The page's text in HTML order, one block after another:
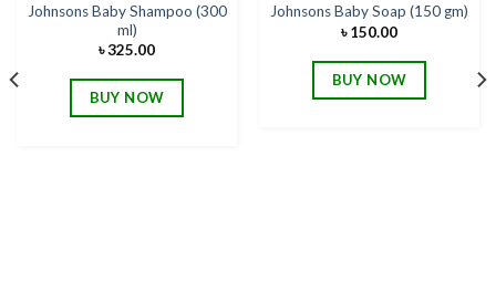
Add to
Johnsons Baby Shampoo (300
ml)
৳325.00
BUY NOW
Add to
Johnsons Baby Soap (150 gm)
৳150.00
BUY NOW